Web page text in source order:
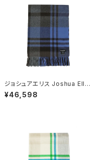
ジョシュアエリス Joshua Ellis
レディース マフラー SAPPHIRE
ストール カシミヤ CPG51782
¥46,598